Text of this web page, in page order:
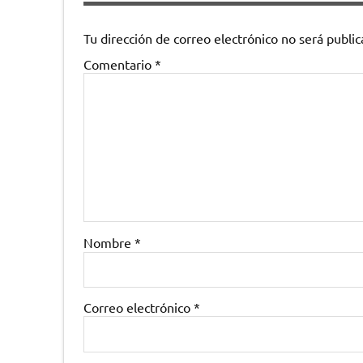
Tu dirección de correo electrónico no será
Comentario *
Nombre *
Correo electrónico *